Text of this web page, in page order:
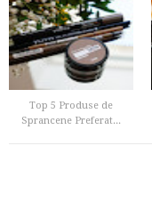
Top 5 Produse de
Sprancene Preferat...